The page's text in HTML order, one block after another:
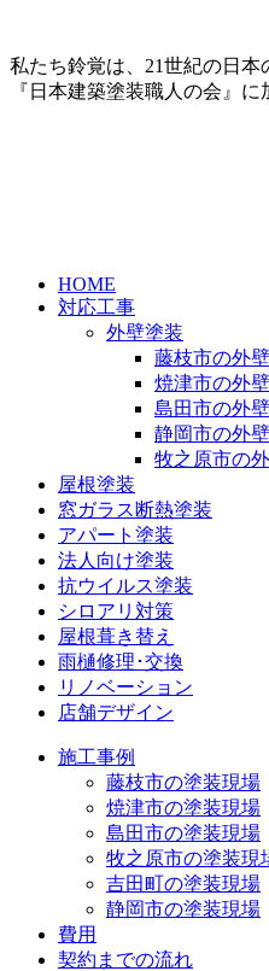
私たち鈴覚は、21世紀の日
『日本建築塗装職人の会』に
HOME
対応工事
外壁塗装
藤枝市の外
焼津市の外
島田市の外
静岡市の外
牧之原市の
屋根塗装
窓ガラス断熱塗装
アパート塗装
法人向け塗装
抗ウイルス塗装
シロアリ対策
屋根葺き替え
雨樋修理･交換
リノベーション
店舗デザイン
施工事例
藤枝市の塗装現場
焼津市の塗装現場
島田市の塗装現場
牧之原市の塗装現
吉田町の塗装現場
静岡市の塗装現場
費用
契約までの流れ